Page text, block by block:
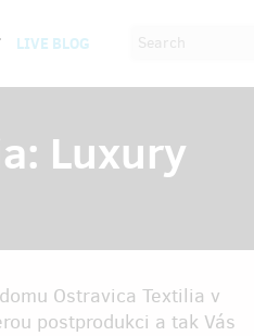
LIVE BLOG
Luxury
Ostravica Textilia v
postprodukci a tak Vás